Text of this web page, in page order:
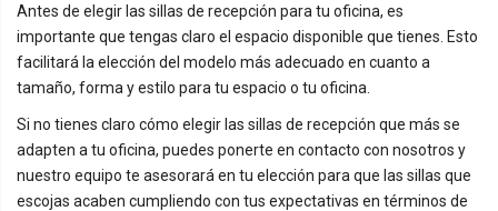
Antes de elegir las sillas de recepción para tu oficina, es
importante que tengas claro el espacio disponible que tienes. Esto
facilitará la elección del modelo más adecuado en cuanto a
tamaño, forma y estilo para tu espacio o tu oficina.
Si no tienes claro cómo elegir las sillas de recepción que más se
adapten a tu oficina, puedes ponerte en contacto con nosotros y
nuestro equipo te asesorará en tu elección para que las sillas que
escojas acaben cumpliendo con tus expectativas en términos de